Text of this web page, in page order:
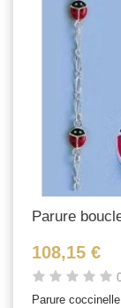
Parure
108,15 €
Parure